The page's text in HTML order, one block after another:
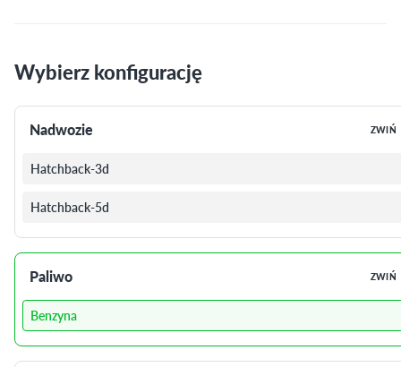
Wybierz konfigurację
Nadwozie ZWIŃ
Hatchback-3d
Hatchback-5d
Paliwo ZWIŃ
Benzyna